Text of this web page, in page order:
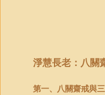
淨慧長老：八關
第一、八關齋戒與